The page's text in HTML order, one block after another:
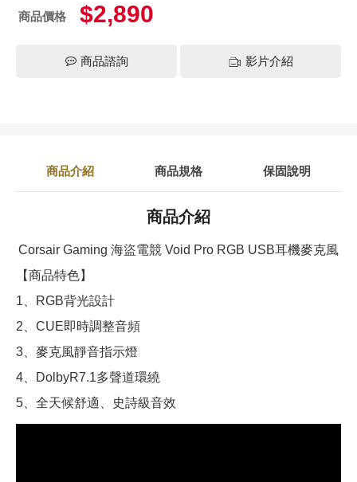
商品價格 $2,890
商品諮詢 影片介紹
商品介紹 商品規格 保固說明
商品介紹
Corsair Gaming 海盜電競 Void Pro RGB USB耳機麥克風
【商品特色】
1、RGB背光設計
2、CUE即時調整音頻
3、麥克風靜音指示燈
4、DolbyR7.1多聲道環繞
5、全天候舒適、史詩級音效